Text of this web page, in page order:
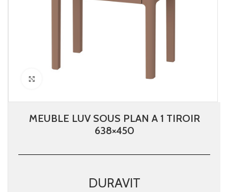
MEUBLE LUV SOUS PLAN A 1 TIROIR
638×450
DURAVIT